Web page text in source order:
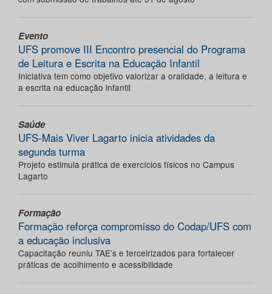
Evento
UFS promove III Encontro presencial do Programa
de Leitura e Escrita na Educação Infantil
Iniciativa tem como objetivo valorizar a oralidade, a leitura e
a escrita na educação infantil
Saúde
UFS-Mais Viver Lagarto inicia atividades da
segunda turma
Projeto estimula prática de exercícios físicos no Campus
Lagarto
Formação
Formação reforça compromisso do Codap/UFS com
a educação inclusiva
Capacitação reuniu TAE’s e terceirizados para fortalecer
práticas de acolhimento e acessibilidade